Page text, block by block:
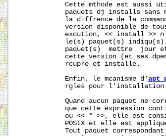
Cette mthode est aussi
paquets dj installs sans
la diffrence de la
version disponible de
excution, << install >>
le(s) paquet(s)
paquet(s)  mettre  jour
cette version (et ses
           rcupre et installe.
           Enfin, le mcanisme d'
rgles pour l'installation
Quand aucun paquet ne
que cette expression
ou << * >>, elle est
POSIX et elle est
Tout paquet